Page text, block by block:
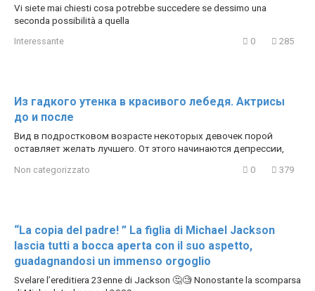
Vi siete mai chiesti cosa potrebbe succedere se dessimo una
seconda possibilità a quella
Interessante 0 285
Из гадкого утенка в красивого лебедя. Актрисы
до и после
Вид в подростковом возрасте некоторых девочек порой
оставляет желать лучшего. От этого начинаются депрессии,
Non categorizzato 0 379
“La copia del padre! ” La figlia di Michael Jackson
lascia tutti a bocca aperta con il suo aspetto,
guadagnandosi un immenso orgoglio
Svelare l’ereditiera 23enne di Jackson 🤔🧐 Nonostante la scomparsa